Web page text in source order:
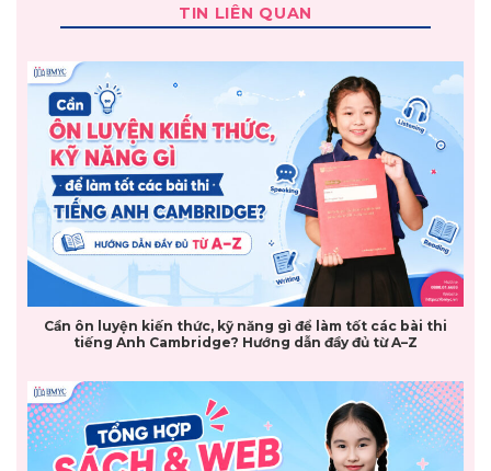
TIN LIÊN QUAN
Cần ôn luyện kiến thức, kỹ năng gì để làm tốt các bài thi
tiếng Anh Cambridge? Hướng dẫn đầy đủ từ A–Z